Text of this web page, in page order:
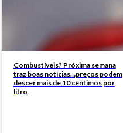
Combustíveis? Próxima semana
traz boas notícias…preços podem
descer mais de 10 cêntimos por
litro